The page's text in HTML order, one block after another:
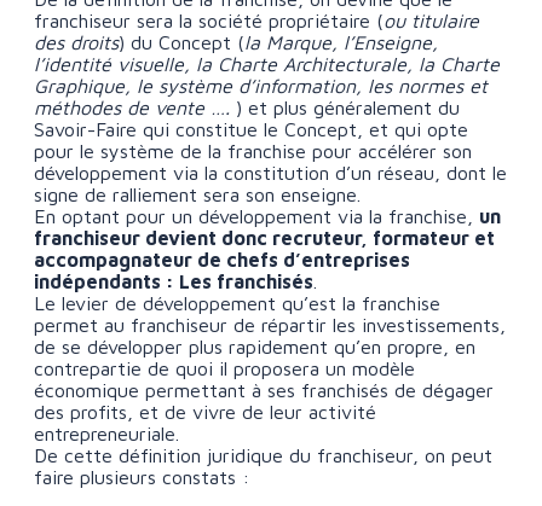
franchiseur sera la société propriétaire (ou titulaire
des droits) du Concept (la Marque, l’Enseigne,
l’identité visuelle, la Charte Architecturale, la Charte
Graphique, le système d’information, les normes et
méthodes de vente …. ) et plus généralement du
Savoir-Faire qui constitue le Concept, et qui opte
pour le système de la franchise pour accélérer son
développement via la constitution d’un réseau, dont le
signe de ralliement sera son enseigne.
En optant pour un développement via la franchise, un
franchiseur devient donc recruteur, formateur et
accompagnateur de chefs d’entreprises
indépendants : Les franchisés
Le levier de développement qu’est la franchise
permet au franchiseur de répartir les investissements,
de se développer plus rapidement qu’en propre, en
contrepartie de quoi il proposera un modèle
économique permettant à ses franchisés de dégager
des profits, et de vivre de leur activité
entrepreneuriale.
De cette définition juridique du franchiseur, on peut
faire plusieurs constats :